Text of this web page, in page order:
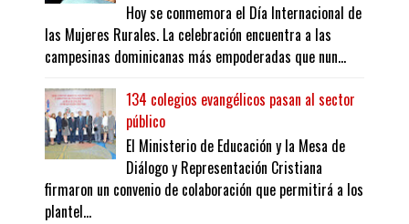
Hoy se conmemora el Día Internacional de
las Mujeres Rurales. La celebración encuentra a las
campesinas dominicanas más empoderadas que nun...
134 colegios evangélicos pasan al sector
público
El Ministerio de Educación y la Mesa de
Diálogo y Representación Cristiana
firmaron un convenio de colaboración que permitirá a los
plantel...